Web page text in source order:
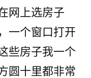
网上选房子
一个窗口打开
些房子我一个
圆十里都非常